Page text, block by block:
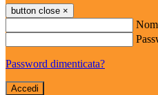
button close ×
Password dimenticata?